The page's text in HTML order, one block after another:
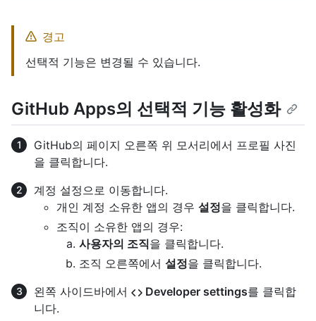
경고
선택적 기능은 변경될 수 있습니다.
GitHub Apps의 선택적 기능 활성화
GitHub의 페이지 오른쪽 위 모서리에서 프로필 사진
을 클릭합니다.
계정 설정으로 이동합니다.
개인 계정 소유한 앱의 경우 설정을 클릭합니다.
조직이 소유한 앱의 경우:
사용자의 조직을 클릭합니다.
조직 오른쪽에서 설정을 클릭합니다.
왼쪽 사이드바에서
Developer settings를 클릭합
니다.